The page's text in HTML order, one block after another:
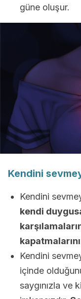
güne oluşur.
Kendini
Kendini
kendi
Kendini
içinde
saygınızla ve